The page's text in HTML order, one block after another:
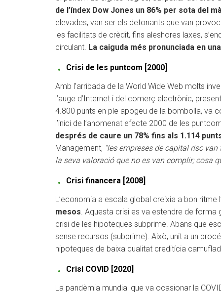
de l’índex Dow Jones un 86% per sota del
elevades, van ser els detonants que van
les facilitats de crèdit, fins aleshores laxes,
circulant. La caiguda més pronunciada en
Crisi de les puntcom [2000]
Amb l’arribada de la World Wide Web molts
l’auge d’Internet i del comerç electrònic,
4.800 punts en ple apogeu de la bombolla, va
l’inici de l’anomenat efecte 2000 de les
després de caure un 78% fins als 1.114
Management, “les empreses de capital risc
la seva valoració que no es van complir; cosa
Crisi financera [2008]
L’economia a escala global creixia a bon ritme
mesos. Aquesta crisi es va estendre de
crisi de les hipoteques subprime. Abans que
sense recursos (subprime). Això, unit a un
hipoteques de baixa qualitat creditícia
Crisi COVID [2020]
La pandèmia mundial que va ocasionar la